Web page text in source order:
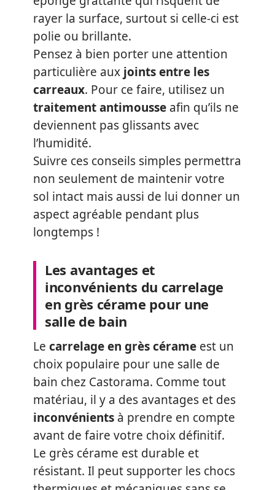
rayer la surface, surtout si celle-ci est
polie ou brillante.
Pensez à bien porter une attention
particulière aux joints entre les
carreaux. Pour ce faire, utilisez un
traitement antimousse afin qu’ils ne
deviennent pas glissants avec
l’humidité.
Suivre ces conseils simples permettra
non seulement de maintenir votre
sol intact mais aussi de lui donner un
aspect agréable pendant plus
longtemps !
Les avantages et
inconvénients du carrelage
en grès cérame pour une
salle de bain
Le carrelage en grès cérame est un
choix populaire pour une salle de
bain chez Castorama. Comme tout
matériau, il y a des avantages et des
inconvénients à prendre en compte
avant de faire votre choix définitif.
Le grès cérame est durable et
résistant. Il peut supporter les chocs